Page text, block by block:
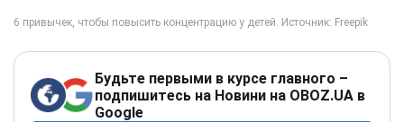
Будьте первыми в курсе главного –
подпишитесь на Новини на OBOZ.UA в
Google